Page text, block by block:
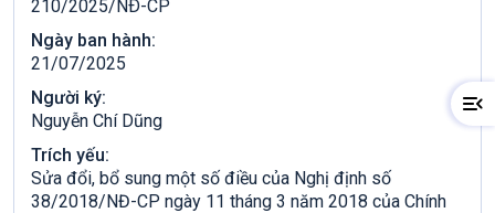
210/2025/NÐ-CP
Ngày ban hành:
21/07/2025
Người ký:
Nguyễn Chí Dũng
Trích yếu:
Sửa đổi, bổ sung một số điều của Nghị định số
38/2018/NĐ-CP ngày 11 tháng 3 năm 2018 của Chính